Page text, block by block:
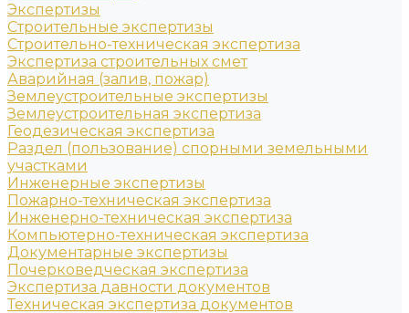
Экспертизы
Строительные экспертизы
Строительно-техническая экспертиза
Экспертиза строительных смет
Аварийная (залив, пожар)
Землеустроительные экспертизы
Землеустроительная экспертиза
Геодезическая экспертиза
Раздел (пользование) спорными земельными
участками
Инженерные экспертизы
Пожарно-техническая экспертиза
Инженерно-техническая экспертиза
Компьютерно-техническая экспертиза
Документарные экспертизы
Почерковедческая экспертиза
Экспертиза давности документов
Техническая экспертиза документов